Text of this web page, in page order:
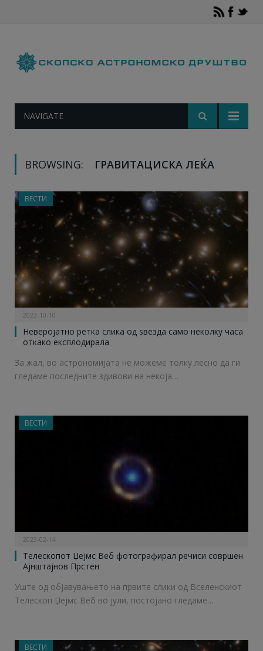
NAVIGATE
BROWSING: ГРАВИТАЦИСКА ЛЕЌА
ВЕСТИ
2023-10-10
Неверојатно ретка слика од ѕвезда само неколку часа
откако експлодирала
За жал, во астрономијата не можеме толку лесно да ги
гледаме последните здивови на некоја…
ВЕСТИ
2023-02-14
Телескопот Џејмс Веб фотографирал речиси совршен
Ајнштајнов Прстен
Уште од објавувањето на првите слики од Вселенскиот
Телескоп Џејмс Веб во јули, постојано гледаме…
ВЕСТИ